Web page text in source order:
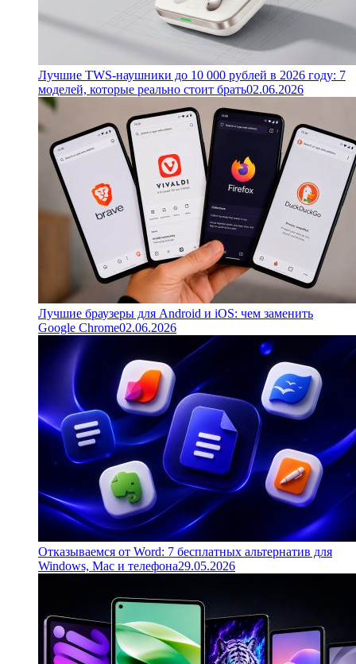
Лучшие TWS-наушники до 10 000 рублей в 2026 году: 7
моделей, которые реально стоит брать02.06.2026
Лучшие браузеры для Android и iOS: чем заменить
Google Chrome02.06.2026
Отказываемся от Word: 7 бесплатных альтернатив для
Windows, Mac и телефона29.05.2026